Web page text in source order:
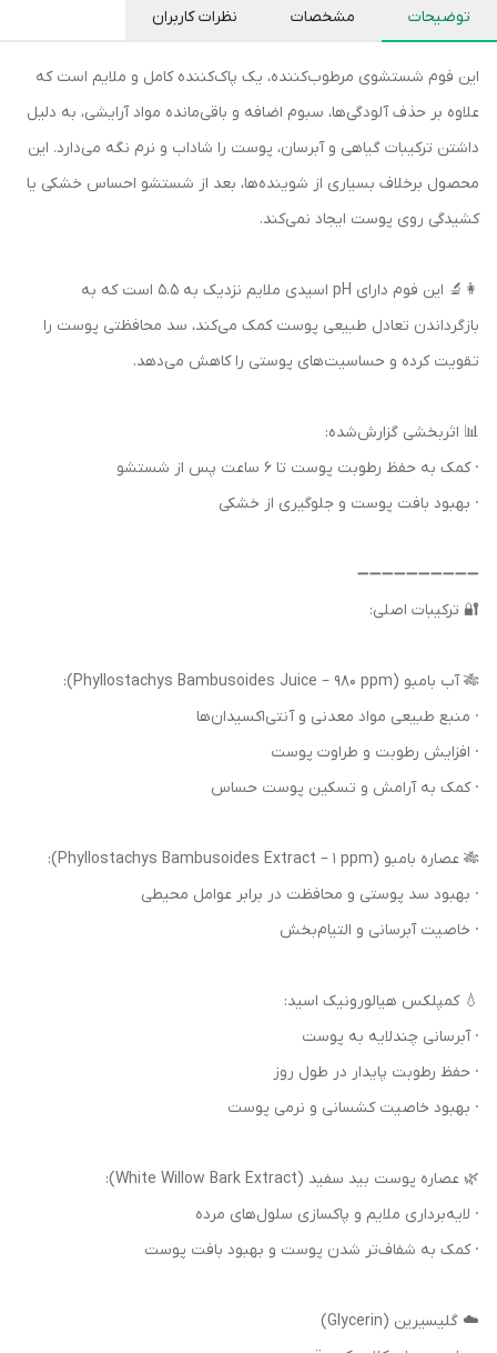
توضیحات مشخصات نظرات کاربران
این فوم شستشوی مرطوب‌کننده، یک پاک‌کننده کامل و ملایم است که
علاوه بر حذف آلودگی‌ها، سبوم اضافه و باقی‌مانده مواد آرایشی، به دلیل
داشتن ترکیبات گیاهی و آبرسان، پوست را شاداب و نرم نگه می‌دارد. این
محصول برخلاف بسیاری از شوینده‌ها، بعد از شستشو احساس خشکی یا
کشیدگی روی پوست ایجاد نمی‌کند.
👩‍🔬 این فوم دارای pH اسیدی ملایم نزدیک به 5.5 است که به
بازگرداندن تعادل طبیعی پوست کمک می‌کند، سد محافظتی پوست را
تقویت کرده و حساسیت‌های پوستی را کاهش می‌دهد.
📊 اثربخشی گزارش‌شده:
· کمک به حفظ رطوبت پوست تا ۶ ساعت پس از شستشو
· بهبود بافت پوست و جلوگیری از خشکی
➖➖➖➖➖➖➖➖➖➖
🔐 ترکیبات اصلی:
🎋 آب بامبو (Phyllostachys Bambusoides Juice – 980 ppm):
· منبع طبیعی مواد معدنی و آنتی‌اکسیدان‌ها
· افزایش رطوبت و طراوت پوست
· کمک به آرامش و تسکین پوست حساس
🎋 عصاره بامبو (Phyllostachys Bambusoides Extract – 1 ppm):
· بهبود سد پوستی و محافظت در برابر عوامل محیطی
· خاصیت آبرسانی و التیام‌بخش
💧 کمپلکس هیالورونیک اسید:
· آبرسانی چندلایه به پوست
· حفظ رطوبت پایدار در طول روز
· بهبود خاصیت کشسانی و نرمی پوست
🌿 عصاره پوست بید سفید (White Willow Bark Extract):
· لایه‌برداری ملایم و پاکسازی سلول‌های مرده
· کمک به شفاف‌تر شدن پوست و بهبود بافت پوست
☁️ گلیسیرین (Glycerin)